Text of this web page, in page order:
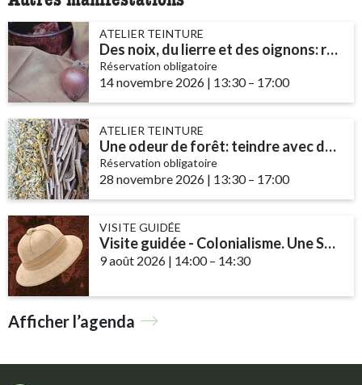
ATELIER TEINTURE
Des noix, du lierre et des oignons: recettes d'encres et de teintures
Réservation obligatoire
14 novembre 2026 | 13:30accessibility.time_to
– 17:00
ATELIER TEINTURE
Une odeur de forêt: teindre avec des champignons et des lichens
Réservation obligatoire
28 novembre 2026 | 13:30accessibility.time_to
– 17:00
VISITE GUIDÉE
Visite guidée - Colonialisme. Une Suisse impliquée
9 août 2026 | 14:00accessibility.time_to
– 14:30
Afficher l’agenda